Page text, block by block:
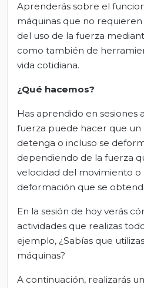
Aprenderás sobre el
máquinas que no
del uso de la fuerza
como también de
vida cotidiana.
¿Qué hacemos?
Has aprendido en sesiones
fuerza puede hacer que un
detenga o incluso se
dependiendo de la fuerza
velocidad del movimiento o
deformación que se
En la sesión de hoy verás
actividades que realizas
ejemplo, ¿Sabías que
máquinas?
A continuación, realizarás